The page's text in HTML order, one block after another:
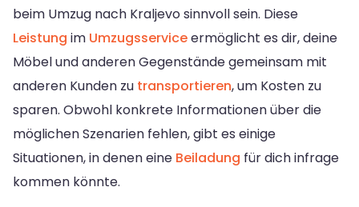
beim Umzug nach Kraljevo sinnvoll sein. Diese
Leistung im Umzugsserviceermöglicht es dir, deine
Möbel und anderen Gegenstände gemeinsam mit
anderen Kunden zu transportieren, um Kosten zu
sparen. Obwohl konkrete Informationen über die
möglichen Szenarien fehlen, gibt es einige
Situationen, in denen eine Beiladung für dich infrage
kommen könnte.